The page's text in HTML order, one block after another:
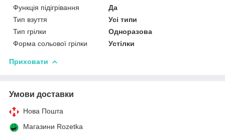
Функція підігрівання
Да
Тип взуття
Усі типи
Тип грілки
Одноразова
Форма сольової грілки
Устілки
Приховати
Умови доставки
Нова Пошта
Магазини Rozetka